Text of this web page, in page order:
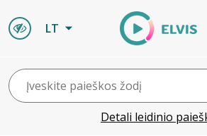
LT
Detali leidinio